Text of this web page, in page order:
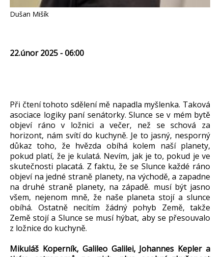
Dušan Mišík
22.únor 2025 - 06:00
Při čtení tohoto sdělení mě napadla myšlenka. Taková
asociace logiky paní senátorky. Slunce se v mém bytě
objeví ráno v ložnici a večer, než se schová za
horizont, nám svítí do kuchyně. Je to jasný, nesporný
důkaz toho, že hvězda obíhá kolem naší planety,
pokud platí, že je kulatá. Nevím, jak je to, pokud je ve
skutečnosti placatá. Z faktu, že se Slunce každé ráno
objeví na jedné straně planety, na východě, a zapadne
na druhé straně planety, na západě. musí být jasno
všem, nejenom mně, že naše planeta stojí a slunce
obíhá. Ostatně necítím žádný pohyb Země, takže
Země stojí a Slunce se musí hýbat, aby se přesouvalo
z ložnice do kuchyně.
Mikuláš Koperník, Galileo Galilei, Johannes Kepler a